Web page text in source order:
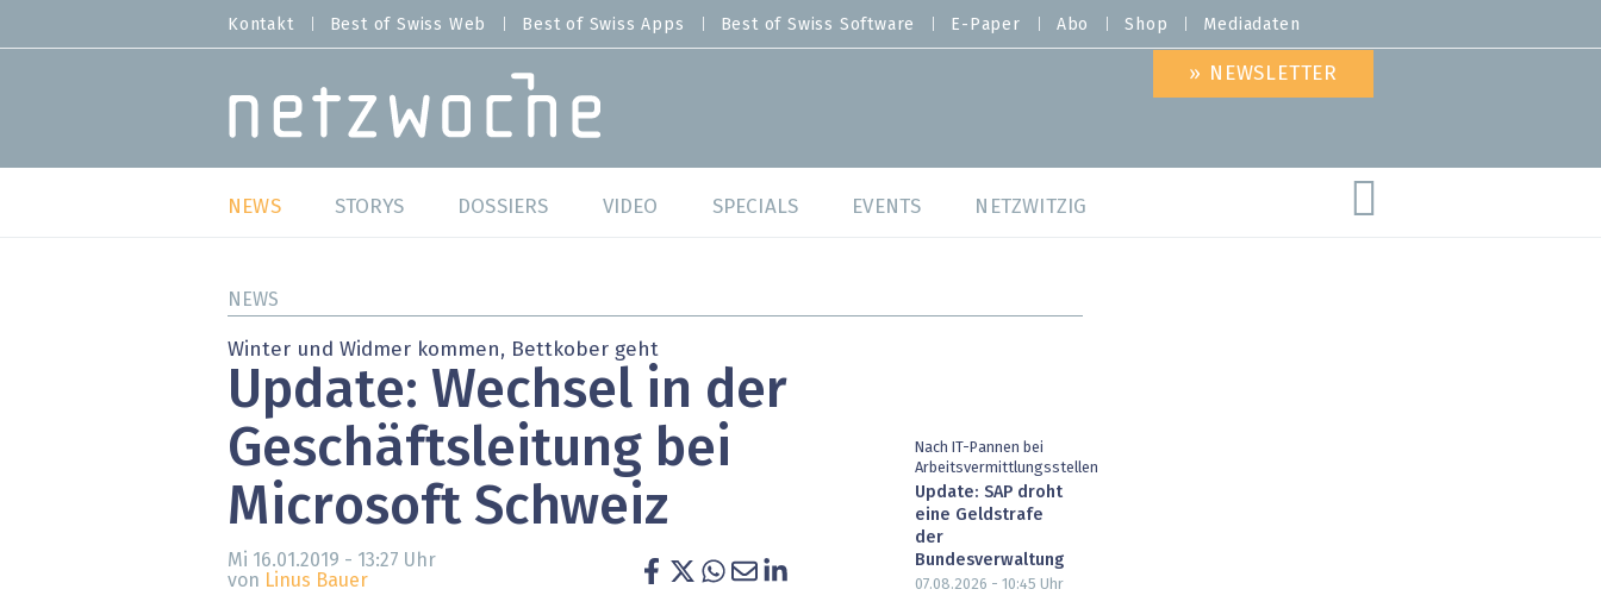
zum
MENU
Kontakt Best of Swiss Web Best of Swiss Apps Best of Swiss Software E-Paper Abo Shop Mediadaten
» NEWSLETTER
MAIN NAVIGATION
NEWS
Studien
Meinungen
Hands-on
» alle News
STORYS DOSSIERS
Best of Swiss Software
SAP S/4 Hana
Arbeitswelten
Gesundheit wird digital
VIDEO SPECIALS
Cybersecurity
Cloud & Managed Services
IT for Health
EVENTS NETZWITZIG
NEWS
Winter und Widmer kommen, Bettkober geht
Update: Wechsel in der
Geschäftsleitung bei
Microsoft Schweiz
Mi 16.01.2019 - 13:27 Uhr
von Linus Bauer
Nach IT-Pannen bei
Arbeitsvermittlungsstellen
Update: SAP droht
eine Geldstrafe
der
Bundesverwaltung
07.08.2026 - 10:45 Uhr